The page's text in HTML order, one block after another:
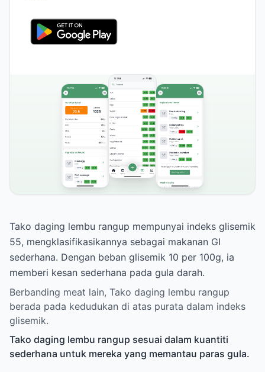
Tako daging lembu rangup mempunyai indeks glisemik
55, mengklasifikasikannya sebagai makanan GI
sederhana. Dengan beban glisemik 10 per 100g, ia
memberi kesan sederhana pada gula darah.
Berbanding meat lain, Tako daging lembu rangup
berada pada kedudukan di atas purata dalam indeks
glisemik.
Tako daging lembu rangup sesuai dalam kuantiti
sederhana untuk mereka yang memantau paras gula.